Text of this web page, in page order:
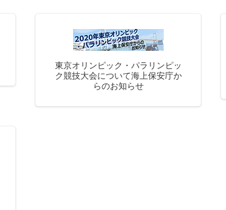
東京オリンピック・パラリンピッ
ク競技大会について海上保安庁か
らのお知らせ